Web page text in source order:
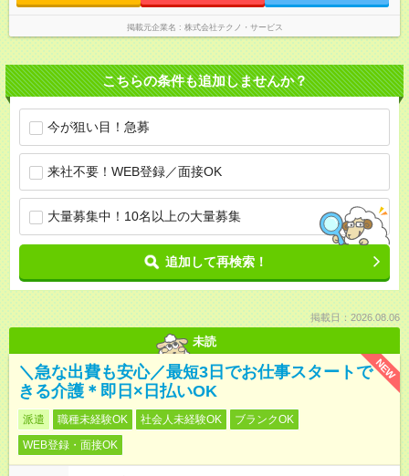
掲載元企業名 株式会社テクノ・サービス
こちらの条件も追加しませんか？
今が狙い目！急募
来社不要！WEB登録／面接OK
大量募集中！10名以上の大量募集
追加して再検索！
掲載日：2026.08.06
未読
NEW
＼急な出費も安心／最短3日でお仕事スタートで
きる介護＊即日×日払いOK
派遣 職種未経験OK 社会人未経験OK
ブランクOK
WEB登録・面接OK